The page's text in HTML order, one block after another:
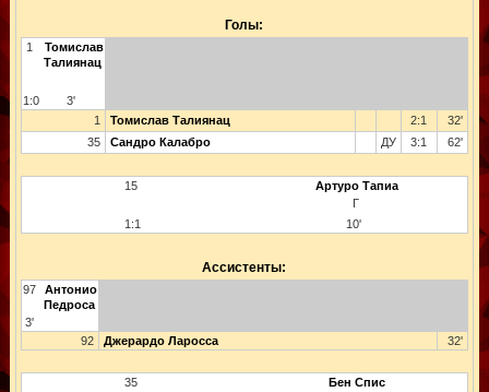
Голы:
1
Томислав
Талиянац
1:0
3'
1
Томислав Талиянац 2:1
32'
35
Сандро Калабро ДУ 3:1 62'
15
Артуро Тапиа
Г
1:1
10'
Ассистенты:
97
Антонио
Педроса
3'
92
Джерардо Ларосса 32'
35
Бен Спис